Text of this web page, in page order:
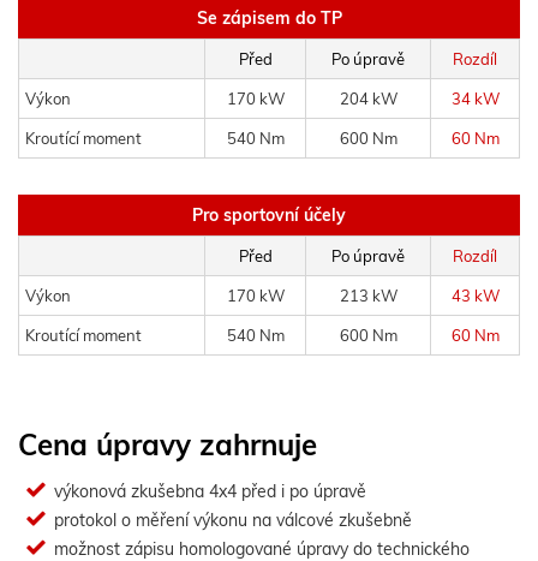
Se zápisem do TP
Před Po úpravě Rozdíl
Výkon 170 kW 204 kW 34 kW
Kroutící moment 540 Nm 600 Nm 60 Nm
Pro sportovní účely
Před Po úpravě Rozdíl
Výkon 170 kW 213 kW 43 kW
Kroutící moment 540 Nm 600 Nm 60 Nm
Cena úpravy zahrnuje
výkonová zkušebna 4x4 před i po úpravě
protokol o měření výkonu na válcové zkušebně
možnost zápisu homologované úpravy do technického